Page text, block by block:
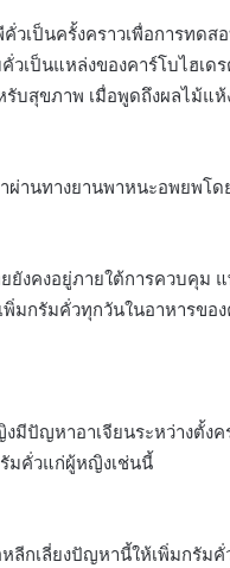
เป็นครั้งคราวเพื่อการทด
ป็นแหล่งของคาร์โบไฮเด
บสุขภาพ เมื่อพูดถึงผลไม้แ
ผ่านทางยานพาหนะอพยพโ
ยังคงอยู่ภายใต้การควบคุม
มกรัมคั่วทุกวันในอาหารขอ
ปัญหาอาเจียนระหว่างตั้งค
รัมคั่วแก่ผู้หญิงเช่นนี้
กเลี่ยงปัญหานี้ให้เพิ่มกรัมคั่